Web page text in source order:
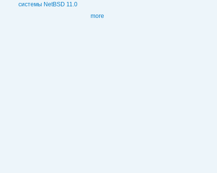
системы NetBSD 11.0
more